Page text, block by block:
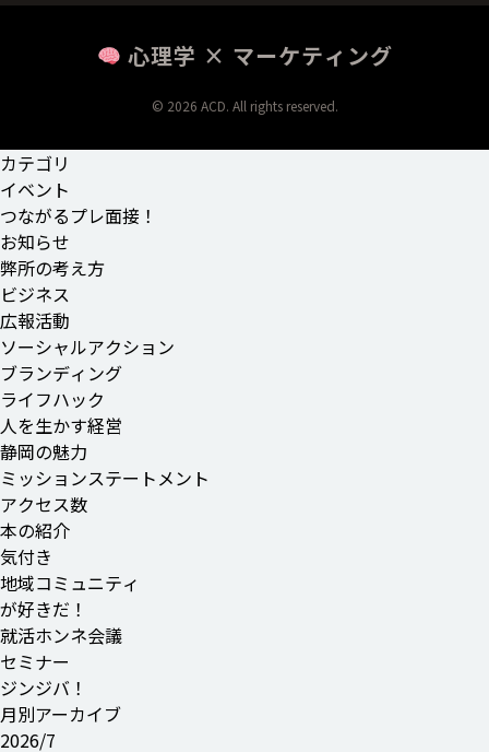
心理学 × マーケティング
© 2026 ACD. All rights reserved.
カテゴリ
イベント
つながるプレ面接 ！
お知らせ
弊所の考え方
ビジネス
広報活動
ソーシャルアクション
ブランディング
ライフハック
人を生かす経営
静岡の魅力
ミッションステートメント
アクセス数
本の紹介
気付き
地域コミュニティ
が好きだ！
就活ホンネ会議
セミナー
ジンジバ！
月別アーカイブ
2026/7